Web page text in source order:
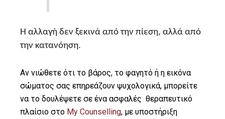
Η αλλαγή δεν ξεκινά από την πίεση, αλλά από
την κατανόηση.
Αν νιώθετε ότι το βάρος, το φαγητό ή η εικόνα
σώματος σας επηρεάζουν ψυχολογικά, μπορείτε
να το δουλέψετε σε ένα ασφαλές θεραπευτικό
πλαίσιο στο My Counselling, με υποστήριξη